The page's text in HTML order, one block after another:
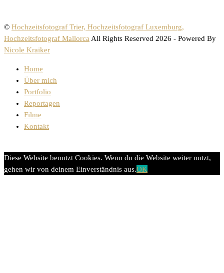
© Hochzeitsfotograf Trier, Hochzeitsfotograf Luxemburg,
Hochzeitsfotograf MallorcaAll Rights Reserved 2026 - Powered By
Nicole Kraiker
Home
Über mich
Portfolio
Reportagen
Filme
Kontakt
Diese Website benutzt Cookies. Wenn du die Website weiter nutzt,
gehen wir von deinem Einverständnis aus.OK